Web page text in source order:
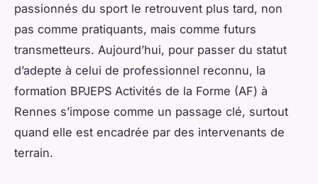
passionnés du sport le retrouvent plus tard, non
pas comme pratiquants, mais comme futurs
transmetteurs. Aujourd’hui, pour passer du statut
d’adepte à celui de professionnel reconnu, la
formation BPJEPS Activités de la Forme (AF) à
Rennes s’impose comme un passage clé, surtout
quand elle est encadrée par des intervenants de
terrain.